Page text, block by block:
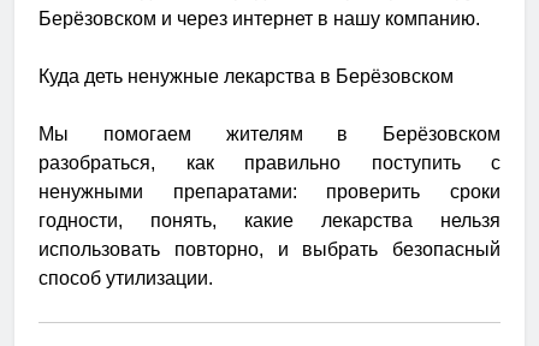
Берёзовском и через интернет в нашу компанию.
Куда деть ненужные лекарства в Берёзовском
Мы помогаем жителям в Берёзовском
разобраться, как правильно поступить с
ненужными препаратами: проверить сроки
годности, понять, какие лекарства нельзя
использовать повторно, и выбрать безопасный
способ утилизации.